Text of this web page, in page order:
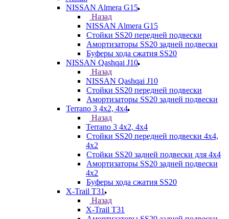
NISSAN Almera G15
Назад
NISSAN Almera G15
Стойки SS20 передней подвески
Амортизаторы SS20 задней подвески
Буферы хода сжатия SS20
NISSAN Qashqai J10
Назад
NISSAN Qashqai J10
Стойки SS20 передней подвески
Амортизаторы SS20 задней подвески
Terrano 3 4х2, 4х4
Назад
Terrano 3 4х2, 4х4
Стойки SS20 передней подвески 4х4,
4x2
Стойки SS20 задней подвески для 4х4
Амортизаторы SS20 задней подвески
4х2
Буферы хода сжатия SS20
X-Trail T31
Назад
X-Trail T31